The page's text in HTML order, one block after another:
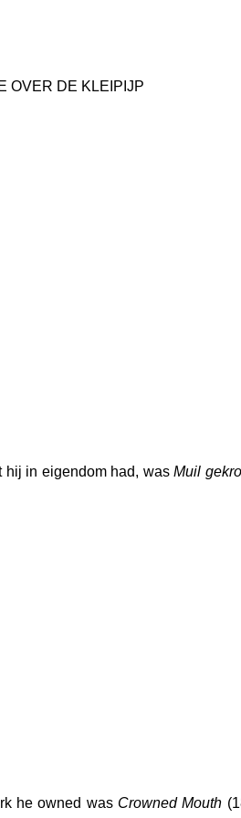
OVER DE KLEIPIJP
hij in eigendom had, wasMuil
he owned was Crowned Mouth